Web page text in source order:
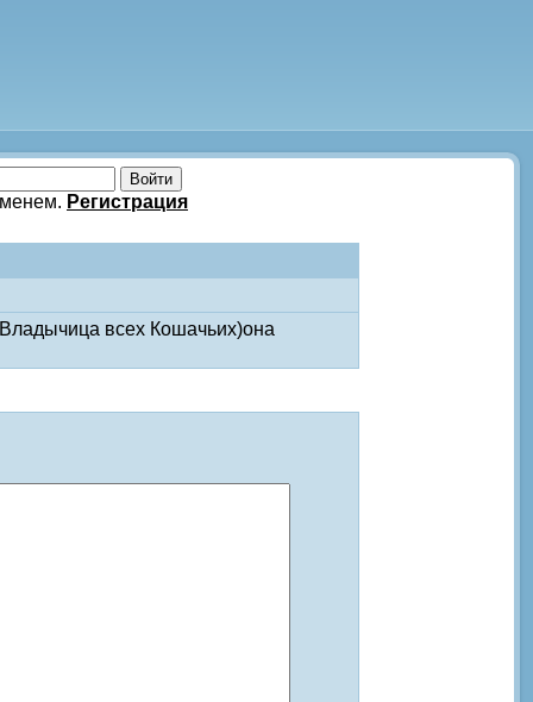
Регистрация
всех Кошачьих)она